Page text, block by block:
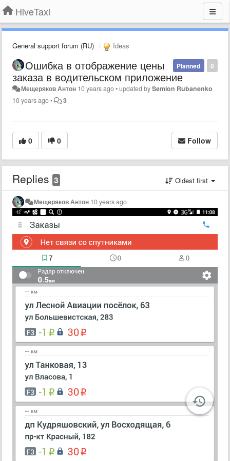
HiveTaxi
General support forum (RU) Ideas
0
Planned
Ошибка в отображение цены
заказа в водительском приложение
Мещеряков Антон 10 years ago•updated bySemion Rubanenko
10 years ago• 3
0 0 Follow
Replies 3 Oldest first
Мещеряков Антон 10 years ago